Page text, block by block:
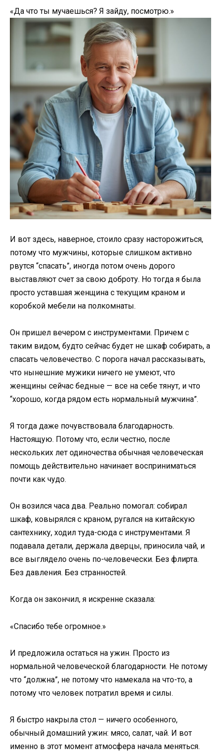
«Да что ты мучаешься? Я зайду, посмотрю.»
И вот здесь, наверное, стоило сразу насторожиться,
потому что мужчины, которые слишком активно
рвутся “спасать”, иногда потом очень дорого
выставляют счет за свою доброту. Но тогда я была
просто уставшая женщина с текущим краном и
коробкой мебели на полкомнаты.
Он пришел вечером с инструментами. Причем с
таким видом, будто сейчас будет не шкаф собирать, а
спасать человечество. С порога начал рассказывать,
что нынешние мужики ничего не умеют, что
женщины сейчас бедные — все на себе тянут, и что
“хорошо, когда рядом есть нормальный мужчина”.
Я тогда даже почувствовала благодарность.
Настоящую. Потому что, если честно, после
нескольких лет одиночества обычная человеческая
помощь действительно начинает восприниматься
почти как чудо.
Он возился часа два. Реально помогал: собирал
шкаф, ковырялся с краном, ругался на китайскую
сантехнику, ходил туда-сюда с инструментами. Я
подавала детали, держала дверцы, приносила чай, и
все выглядело очень по-человечески. Без флирта.
Без давления. Без странностей.
Когда он закончил, я искренне сказала:
«Спасибо тебе огромное.»
И предложила остаться на ужин. Просто из
нормальной человеческой благодарности. Не потому
что “должна”, не потому что намекала на что-то, а
потому что человек потратил время и силы.
Я быстро накрыла стол — ничего особенного,
обычный домашний ужин: мясо, салат, чай. И вот
именно в этот момент атмосфера начала меняться.